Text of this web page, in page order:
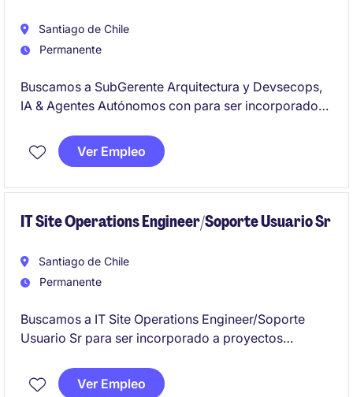
Santiago de Chile
Permanente
Buscamos a SubGerente Arquitectura y Devsecops,
IA & Agentes Autónomos con para ser incorporado
seguros y banca.
relacionado a la integración de la IA a la estructura
Ver Empleo
IT Site Operations Engineer/Soporte Usuario Sr
Santiago de Chile
Permanente
Buscamos a IT Site Operations Engineer/Soporte
Usuario Sr para ser incorporado a proyectos
Ver Empleo